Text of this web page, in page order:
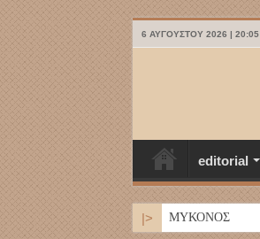
6 ΑΥΓΟΎΣΤΟΥ 2026 | 20:05
editorial
|> ΜΥΚΟΝΟΣ